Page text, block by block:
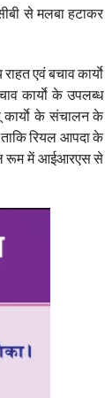
से मलबा हटाकर
एवं बचाव कार्याे
कार्याे के उपलब्ध
कार्याे के संचालन के
ताकि रियल आपदा के
रूम में आईआरएस से